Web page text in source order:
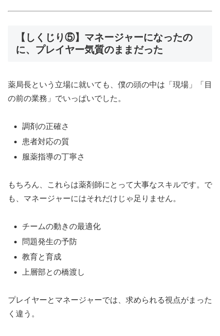
【しくじり⑤】マネージャーになったの
に、プレイヤー気質のままだった
薬局長という立場に就いても、僕の頭の中は「現場」「目
の前の業務」でいっぱいでした。
調剤の正確さ
患者対応の質
服薬指導の丁寧さ
もちろん、これらは薬剤師にとって大事なスキルです。で
も、マネージャーにはそれだけじゃ足りません。
チームの動きの最適化
問題発生の予防
教育と育成
上層部との橋渡し
プレイヤーとマネージャーでは、求められる視点がまった
く違う。